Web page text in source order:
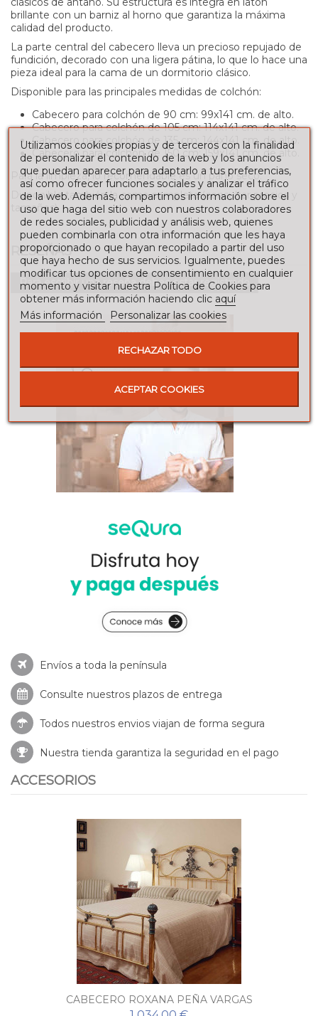
brillante con un barniz al horno que garantiza la máxima
calidad del producto.
La parte central del cabecero lleva un precioso repujado de
fundición, decorado con una ligera pátina, lo que lo hace una
pieza ideal para la cama de un dormitorio clásico.
Disponible para las principales medidas de colchón:
Cabecero para colchón de 90 cm: 99x141 cm. de alto.
Cabecero para colchón de 105 cm: 114x141 cm. de alto.
Cabecero para colchón de 135 cm: 144x141 cm. de alto.
Cabecero para colchón de 150 cm: 159x141 cm. de alto.
Para la limpieza, lo recomendable es un paño seco.
Disponible también la cama completa (consultar precios y
tamaños)
RESEÑAS
Para escribir una reseña debes estar registrado
Envíos a toda la península
Consulte nuestros plazos de entrega
Todos nuestros envios viajan de forma segura
Nuestra tienda garantiza la seguridad en el pago
ACCESORIOS
CABECERO ROXANA PEÑA VARGAS
Utilizamos cookies propias y de terceros con la finalidad
de personalizar el contenido de la web y los anuncios
que puedan aparecer para adaptarlo a tus preferencias,
así como ofrecer funciones sociales y analizar el tráfico
de la web. Además, compartimos información sobre el
uso que haga del sitio web con nuestros colaboradores
de redes sociales, publicidad y análisis web, quienes
pueden combinarla con otra información que les haya
proporcionado o que hayan recopilado a partir del uso
que haya hecho de sus servicios. Igualmente, puedes
modificar tus opciones de consentimiento en cualquier
momento y visitar nuestra Política de Cookies para
obtener más información haciendo clic aquí
Más información
Personalizar las cookies
RECHAZAR TODO
ACEPTAR COOKIES